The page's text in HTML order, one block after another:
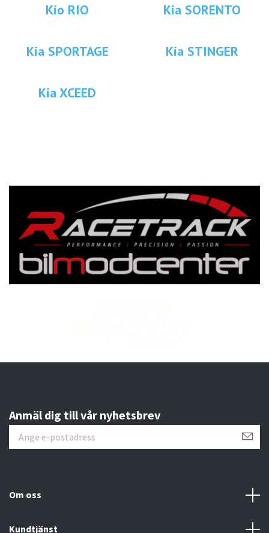
Kio RIO Kia SORENTO
Kia SPORTAGE Kia STINGER
Kia XCEED
Anmäl dig till vår nyhetsbrev
Om oss
Kundtjänst